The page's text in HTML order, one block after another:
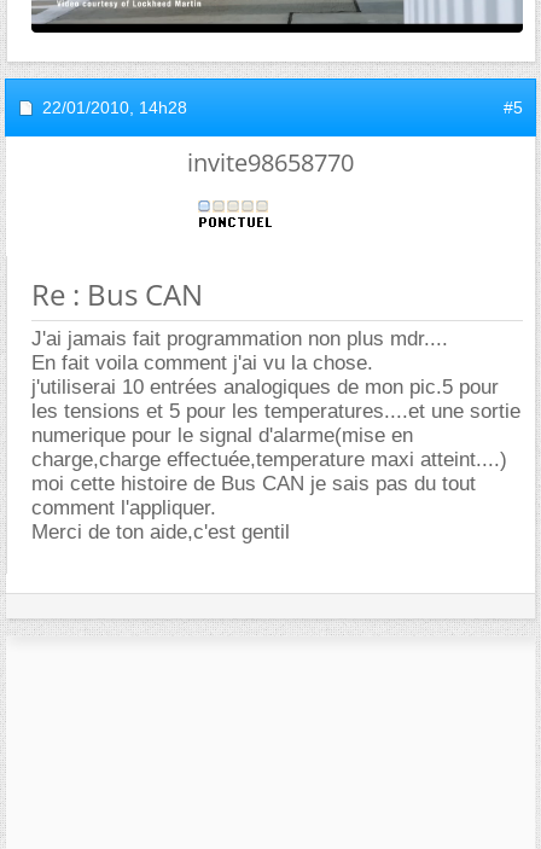
22/01/2010, 14h28 #5
invite98658770
Re : Bus CAN
J'ai jamais fait programmation non plus mdr....
En fait voila comment j'ai vu la chose.
j'utiliserai 10 entrées analogiques de mon pic.5 pour
les tensions et 5 pour les temperatures....et une sortie
numerique pour le signal d'alarme(mise en
charge,charge effectuée,temperature maxi atteint....)
moi cette histoire de Bus CAN je sais pas du tout
comment l'appliquer.
Merci de ton aide,c'est gentil